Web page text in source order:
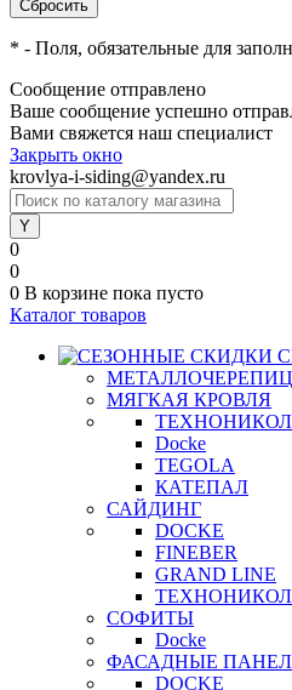
* - Поля, обязательные для
Сообщение отправлено
Ваше сообщение успешно
Вами свяжется наш специалист
Закрыть окно
krovlya-i-siding@yandex.ru
0
0
0 В корзине пока пусто
Каталог товаров
МЯГКАЯ КРОВЛЯ
Docke
TEGOLA
КАТЕПАЛ
САЙДИНГ
DOCKE
FINEBER
GRAND LINE
СОФИТЫ
Docke
ФАСАДНЫЕ
DOCKE